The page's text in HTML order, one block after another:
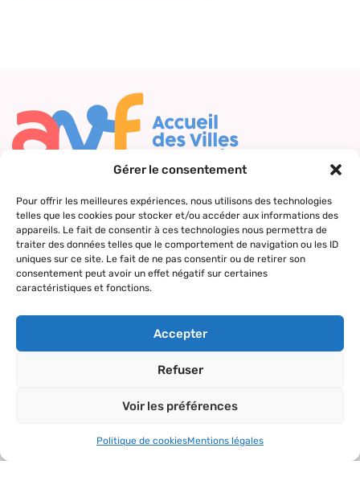
Gérer le consentement
Pour offrir les meilleures expériences, nous utilisons des technologies
telles que les cookies pour stocker et/ou accéder aux informations des
appareils. Le fait de consentir à ces technologies nous permettra de
traiter des données telles que le comportement de navigation ou les ID
uniques sur ce site. Le fait de ne pas consentir ou de retirer son
consentement peut avoir un effet négatif sur certaines
caractéristiques et fonctions.
Accepter
Refuser
Voir les préférences
Politique de cookiesMentions légales
Nous contacter
Qui sommes-
nous ?
Nos valeurs
La charte AVF
Nos actions
Accueil des
nouveaux
arrivants
Rencontres
Activités et
Le réseau
AVF
Répertoire
des AVF
réseau
Suivez-nous